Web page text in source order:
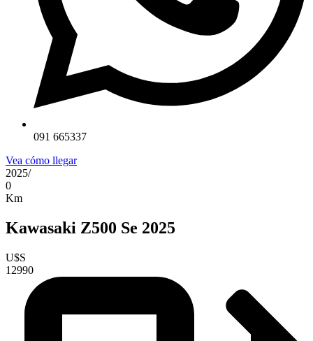
091 665337
Vea cómo llegar
2025/
0
Km
Kawasaki Z500 Se 2025
U$S
12990